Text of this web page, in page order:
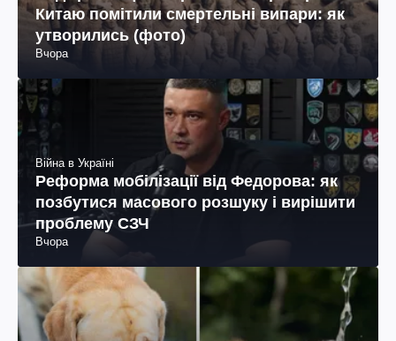
Китаю помітили смертельні випари: як
утворились (фото)
Вчора
Війна в Україні
Реформа мобілізації від Федорова: як
позбутися масового розшуку і вирішити
проблему СЗЧ
Вчора